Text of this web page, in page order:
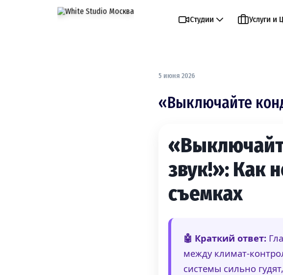
Студии Услуги и
5 июня 2026
«Выключайте
звук!»: Как
съемках
🤖 Краткий ответ:
между климат-
системы сильно